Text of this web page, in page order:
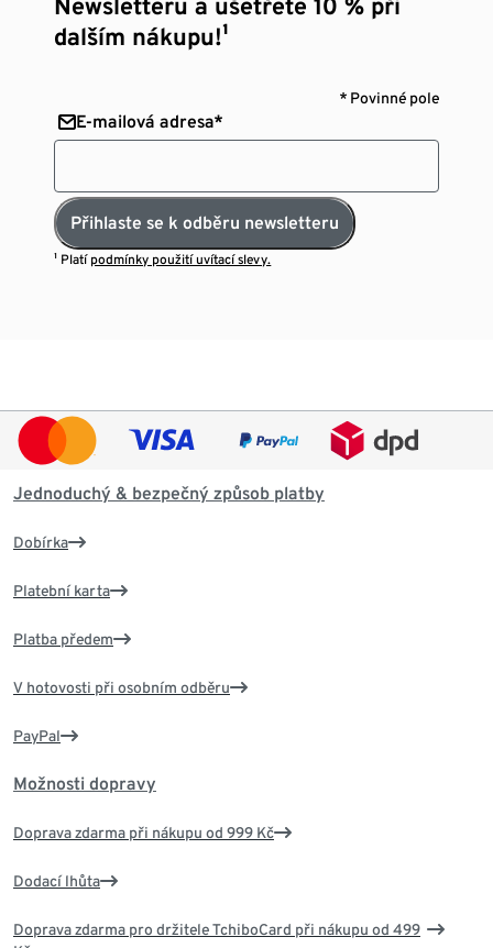
dalším nákupu!¹
* Povinné pole
E-mailová adresa*
Přihlaste se k odběru newsletteru
¹ Platí podmínky použití uvítací slevy.
Jednoduchý & bezpečný způsob platby
Dobírka
Platební karta
Platba předem
V hotovosti při osobním odběru
PayPal
Možnosti dopravy
Doprava zdarma při nákupu od 999 Kč
Dodací lhůta
Doprava zdarma pro držitele TchiboCard při nákupu od 499